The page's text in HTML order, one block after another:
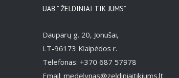
UAB ” ŽELDINIAI TIK JUMS”
Dauparų g. 20, Jonušai,
LT-96173 Klaipėdos r.
Telefonas: +370 687 57978
Email: medelynas@zeldiniaitikjums.lt